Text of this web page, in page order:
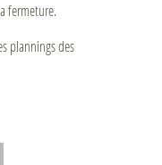
fermeture.
plannings des